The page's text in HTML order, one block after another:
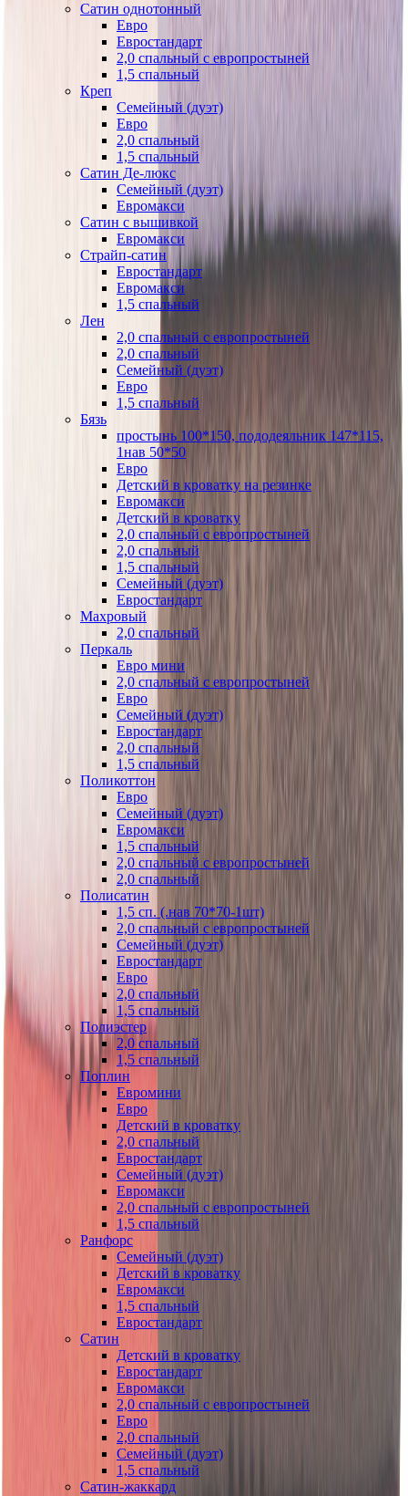
Сатин однотонный
Евро
Евростандарт
2,0 спальный с европростыней
1,5 спальный
Креп
Семейный (дуэт)
Евро
2,0 спальный
1,5 спальный
Сатин Де-люкс
Семейный (дуэт)
Евромакси
Сатин с вышивкой
Евромакси
Страйп-сатин
Евростандарт
Евромакси
1,5 спальный
Лен
2,0 спальный с европростыней
2,0 спальный
Семейный (дуэт)
Евро
1,5 спальный
Бязь
простынь 100*150, пододеяльник 147*115,
1нав 50*50
Евро
Детский в кроватку на резинке
Евромакси
Детский в кроватку
2,0 спальный с европростыней
2,0 спальный
1,5 спальный
Семейный (дуэт)
Евростандарт
Махровый
2,0 спальный
Перкаль
Евро мини
2,0 спальный с европростыней
Евро
Семейный (дуэт)
Евростандарт
2,0 спальный
1,5 спальный
Поликоттон
Евро
Семейный (дуэт)
Евромакси
1,5 спальный
2,0 спальный с европростыней
2,0 спальный
Полисатин
1,5 сп. (.нав 70*70-1шт)
2,0 спальный с европростыней
Семейный (дуэт)
Евростандарт
Евро
2,0 спальный
1,5 спальный
Полиэстер
2,0 спальный
1,5 спальный
Поплин
Евромини
Евро
Детский в кроватку
2,0 спальный
Евростандарт
Семейный (дуэт)
Евромакси
2,0 спальный с европростыней
1,5 спальный
Ранфорс
Семейный (дуэт)
Детский в кроватку
Евромакси
1,5 спальный
Евростандарт
Сатин
Детский в кроватку
Евростандарт
Евромакси
2,0 спальный с европростыней
Евро
2,0 спальный
Семейный (дуэт)
1,5 спальный
Сатин-жаккард